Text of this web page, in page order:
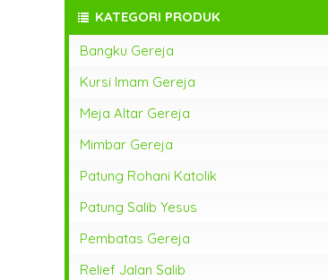
KATEGORI PRODUK
Bangku Gereja
Kursi Imam Gereja
Meja Altar Gereja
Mimbar Gereja
Patung Rohani Katolik
Patung Salib Yesus
Pembatas Gereja
Relief Jalan Salib